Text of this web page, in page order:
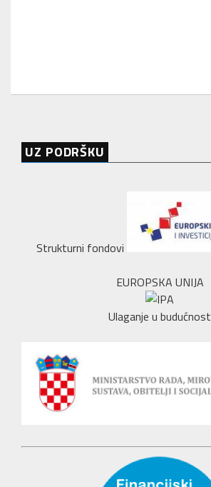
UZ PODRŠKU
Strukturni fondovi
EUROPSKA UNIJA
Ulaganje u budućnost